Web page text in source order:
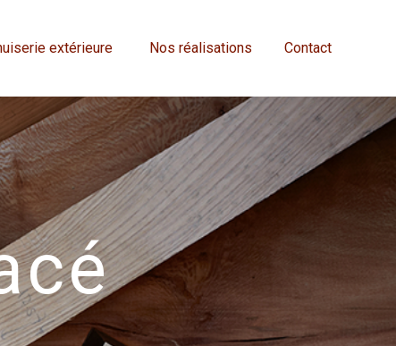
extérieure Nos réalisations Contact